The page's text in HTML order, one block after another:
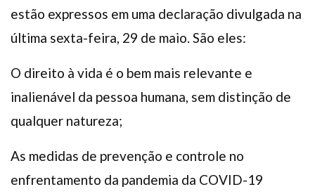
estão expressos em uma declaração divulgada na
última sexta-feira, 29 de maio. São eles:
O direito à vida é o bem mais relevante e
inalienável da pessoa humana, sem distinção de
qualquer natureza;
As medidas de prevenção e controle no
enfrentamento da pandemia da COVID-19